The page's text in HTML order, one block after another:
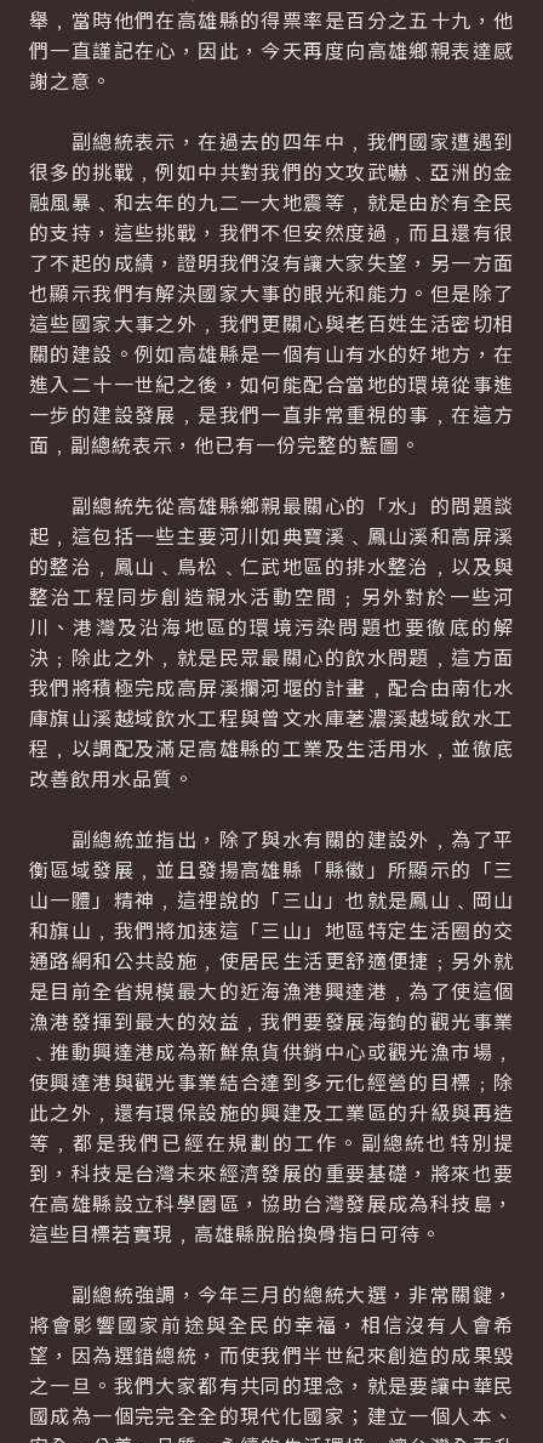
舉﹐當時他們在高雄縣的得票率是百分之五十九，他
們一直謹記在心，因此，今天再度向高雄鄉親表達感
謝之意。
副總統表示，在過去的四年中﹐我們國家遭遇到
很多的挑戰﹐例如中共對我們的文攻武嚇﹑亞洲的金
融風暴﹑和去年的九二一大地震等﹐就是由於有全民
的支持，這些挑戰，我們不但安然度過﹐而且還有很
了不起的成績，證明我們沒有讓大家失望，另一方面
也顯示我們有解決國家大事的眼光和能力。但是除了
這些國家大事之外﹐我們更關心與老百姓生活密切相
關的建設。例如高雄縣是一個有山有水的好地方，在
進入二十一世紀之後，如何能配合當地的環境從事進
一步的建設發展﹐是我們一直非常重視的事﹐在這方
面﹐副總統表示，他已有一份完整的藍圖。
副總統先從高雄縣鄉親最關心的「水」的問題談
起﹐這包括一些主要河川如典寶溪﹑鳳山溪和高屏溪
的整治﹐鳳山﹑鳥松﹑仁武地區的排水整治﹐以及與
整治工程同步創造親水活動空間﹔另外對於一些河
川、港灣及沿海地區的環境污染問題也要徹底的解
決﹔除此之外﹐就是民眾最關心的飲水問題﹐這方面
我們將積極完成高屏溪攔河堰的計畫﹐配合由南化水
庫旗山溪越域飲水工程與曾文水庫荖濃溪越域飲水工
程﹐以調配及滿足高雄縣的工業及生活用水﹐並徹底
改善飲用水品質。
副總統並指出，除了與水有關的建設外﹐為了平
衡區域發展﹐並且發揚高雄縣「縣徽」所顯示的「三
山一體」精神﹐這裡說的「三山」也就是鳳山﹑岡山
和旗山﹐我們將加速這「三山」地區特定生活圈的交
通路網和公共設施﹐使居民生活更舒適便捷﹔另外就
是目前全省規模最大的近海漁港興達港﹐為了使這個
漁港發揮到最大的效益﹐我們要發展海鉤的觀光事業
﹑推動興達港成為新鮮魚貨供銷中心或觀光漁市場﹐
使興達港與觀光事業結合達到多元化經營的目標﹔除
此之外﹐還有環保設施的興建及工業區的升級與再造
等﹐都是我們已經在規劃的工作。副總統也特別提
到，科技是台灣未來經濟發展的重要基礎，將來也要
在高雄縣設立科學園區，協助台灣發展成為科技島，
這些目標若實現﹐高雄縣脫胎換骨指日可待。
副總統強調，今年三月的總統大選，非常關鍵，
將會影響國家前途與全民的幸福，相信沒有人會希
望，因為選錯總統，而使我們半世紀來創造的成果毀
之一旦。我們大家都有共同的理念，就是要讓中華民
國成為一個完完全全的現代化國家；建立一個人本、